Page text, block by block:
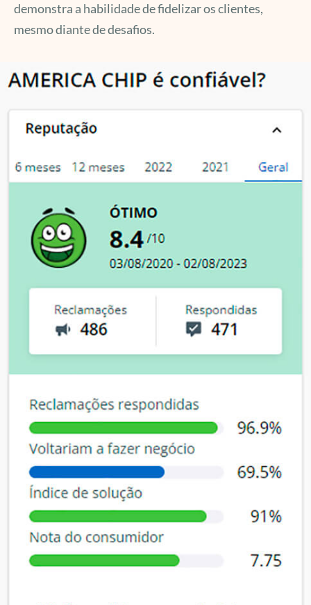
demonstra a habilidade de fidelizar os clientes,
mesmo diante de desafios.